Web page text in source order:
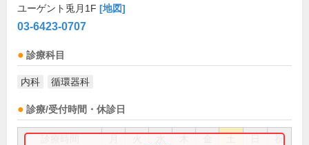
ユーゲント兎月1F [地図]
03-6423-0707
診療科目
内科 循環器科
診療/受付時間・休診日
祝